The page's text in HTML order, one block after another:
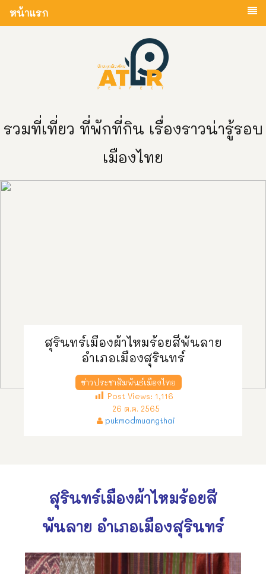
หน้าแรก
รวมที่เที่ยว ที่พักที่กิน เรื่องราวน่ารู้รอบ
เมืองไทย
สุรินทร์เมืองผ้าไหมร้อยสีพันลาย
อำเภอเมืองสุรินทร์
ข่าวประชาสัมพันธ์เมืองไทย
Post Views: 1,116
26 ต.ค. 2565
pukmodmuangthai
สุรินทร์เมืองผ้าไหมร้อยสี
พันลาย อำเภอเมืองสุรินทร์